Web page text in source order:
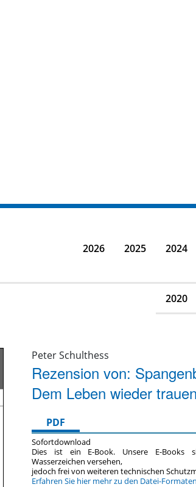
2026 2025 2024
2020
Peter Schulthess
Rezension von:
Dem Leben wieder
PDF
Sofortdownload
Dies ist ein E-Book. Unsere E-Books
Wasserzeichen versehen,
jedoch frei von weiteren technischen
Erfahren Sie hier mehr zu den Datei-